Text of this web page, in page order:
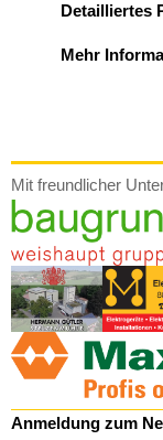
Detailliertes
Mehr
Mit freundlicher
Anmeldung zum